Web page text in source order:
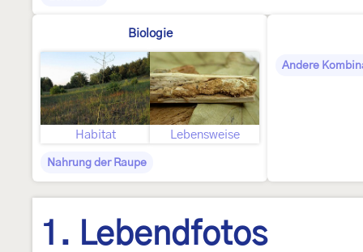
Biologie
Habitat Lebensweise
Nahrung der Raupe
Andere
1. Lebendfotos